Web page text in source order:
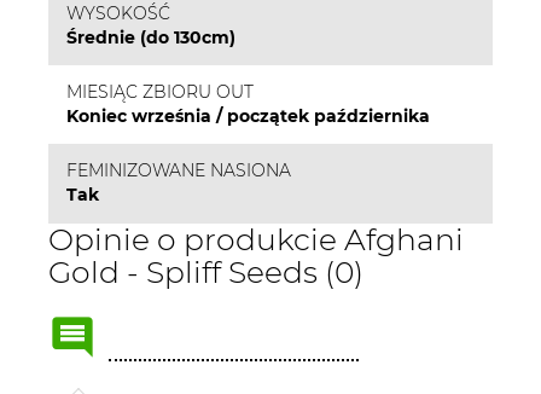
WYSOKOŚĆ
Średnie (do 130cm)
MIESIĄC ZBIORU OUT
Koniec września / początek października
FEMINIZOWANE NASIONA
Tak
Opinie o produkcie Afghani
Gold - Spliff Seeds (0)